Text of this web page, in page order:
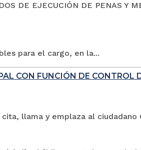
DE EJECUCIÓN DE PENAS Y
para el cargo, en la...
CON FUNCIÓN DE CONTROL
llama y emplaza al ciudadano